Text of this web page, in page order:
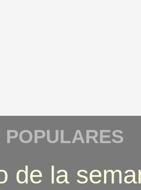
de la